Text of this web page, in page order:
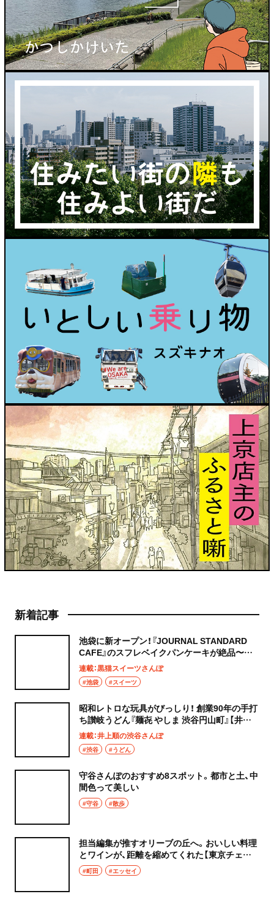
新着記事
池袋に新オープン！『JOURNAL STANDARD
CAFE』のスフレベイクパンケーキが絶品〜黒
猫スイーツ散歩 池袋編5〜
連載：黒猫スイーツさんぽ
#池袋 #スイーツ
昭和レトロな玩具がびっしり！ 創業90年の手打
ち讃岐うどん『麺㐂 やしま 渋谷円山町』【井上
順の渋谷さんぽ】
連載：井上順の渋谷さんぽ
#渋谷 #うどん
守谷さんぽのおすすめ8スポット。都市と土、中
間色って美しい
#守谷 #散歩
担当編集が推すオリーブの丘へ。おいしい料理
とワインが、距離を縮めてくれた【東京チェン
飯diary】
#町田 #エッセイ